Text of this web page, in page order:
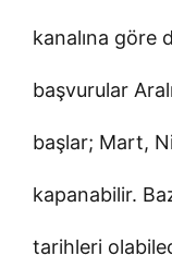
kanalına göre
başvurular
başlar; Mart,
kapanabilir.
tarihleri